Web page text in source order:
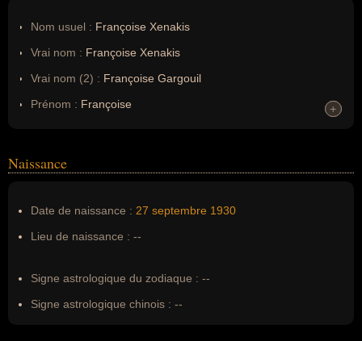
Nom usuel : Françoise Xenakis
Vrai nom : Françoise Xenakis
Vrai nom (2) : Françoise Gargouil
Prénom : Françoise
Surnom : --
Erreurs d'écriture : Françoise Xénakis
+
+
Naissance
Date de naissance : 27 septembre 1930
Lieu de naissance : --
Signe astrologique du zodiaque : --
Signe astrologique chinois : --